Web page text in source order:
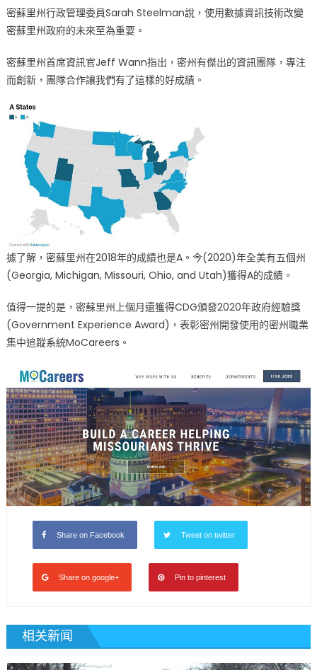
密蘇里州行政管理委員Sarah Steelman說，使用數據資訊技術改變
密蘇里州政府的未來至為重要。
密蘇里州首席資訊官Jeff Wann指出，密州有傑出的資訊團隊，專注
而創新，團隊合作讓我們有了這樣的好成績。
據了解，密蘇里州在2018年的成績也是A。今(2020)年全美有五個州
(Georgia, Michigan, Missouri, Ohio, and Utah)獲得A的成績。
值得一提的是，密蘇里州上個月還獲得CDG頒發2020年政府經驗獎
(Government Experience Award)，表彰密州開發使用的密州職業
集中追蹤系統MoCareers。
Share on Facebook Tweet on twitter
Share on google+ Pin to pinterest
相关新闻